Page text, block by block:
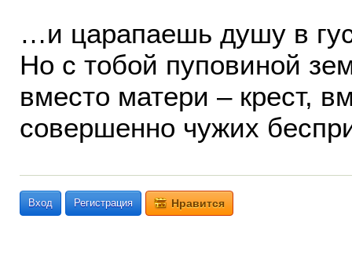
…и царапаешь душу в
Но с тобой пуповиной
вместо матери – крест,
совершенно чужих
Вход Регистрация Нравится